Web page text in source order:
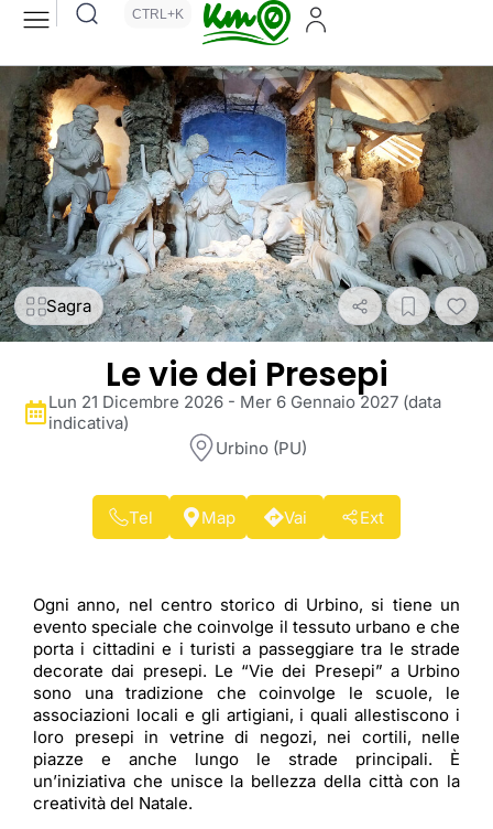
CTRL+K
Sagra
Le vie dei Presepi
Lun 21 Dicembre 2026 - Mer 6 Gennaio 2027 (data
indicativa)
Urbino (PU)
Tel Map Vai Ext
Ogni anno, nel centro storico di Urbino, si tiene un
evento speciale che coinvolge il tessuto urbano e che
porta i cittadini e i turisti a passeggiare tra le strade
decorate dai presepi. Le “Vie dei Presepi” a Urbino
sono una tradizione che coinvolge le scuole, le
associazioni locali e gli artigiani, i quali allestiscono i
loro presepi in vetrine di negozi, nei cortili, nelle
piazze e anche lungo le strade principali. È
un’iniziativa che unisce la bellezza della città con la
creatività del Natale.